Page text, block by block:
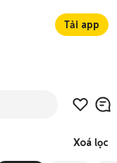
Tải app
Xoá lọc